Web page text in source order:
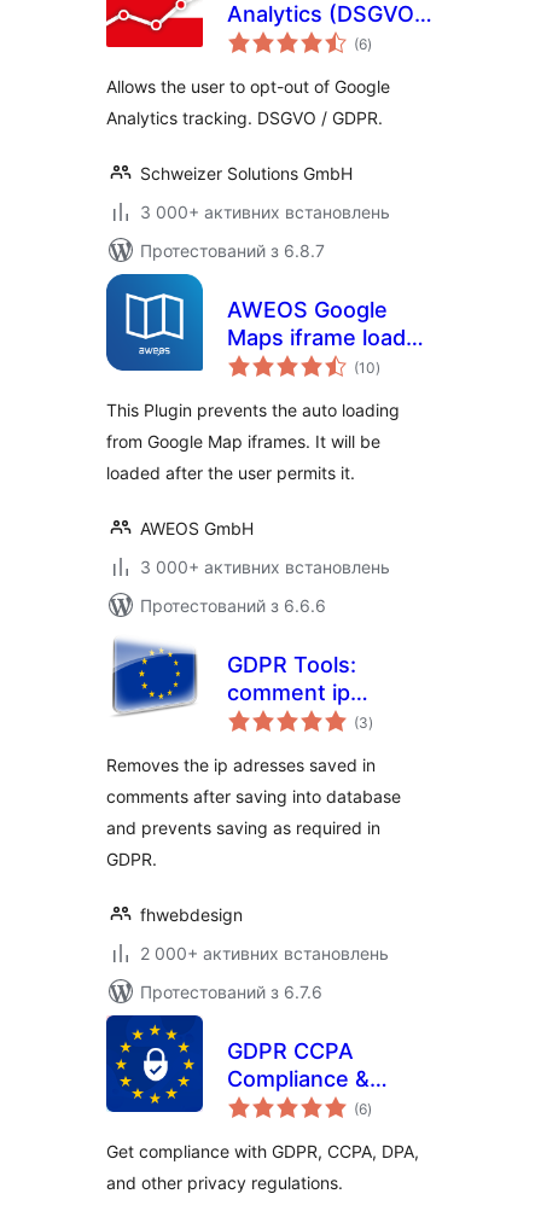
Analytics (DSGVO /
GDPR)
(6загальний
рейтинг
)
Allows the user to opt-out of Google
Analytics tracking. DSGVO / GDPR.
Schweizer Solutions GmbH
3 000+ активних встановлень
Протестований з 6.8.7
AWEOS Google
Maps iframe load
per click
(10загальний
рейтинг
)
This Plugin prevents the auto loading
from Google Map iframes. It will be
loaded after the user permits it.
AWEOS GmbH
3 000+ активних встановлень
Протестований з 6.6.6
GDPR Tools:
comment ip
removement(3загальний
рейтинг
)
Removes the ip adresses saved in
comments after saving into database
and prevents saving as required in
GDPR.
fhwebdesign
2 000+ активних встановлень
Протестований з 6.7.6
GDPR CCPA
Compliance &
Cookie Consent
(6загальний
рейтинг
)
Get compliance with GDPR, CCPA, DPA,
and other privacy regulations.